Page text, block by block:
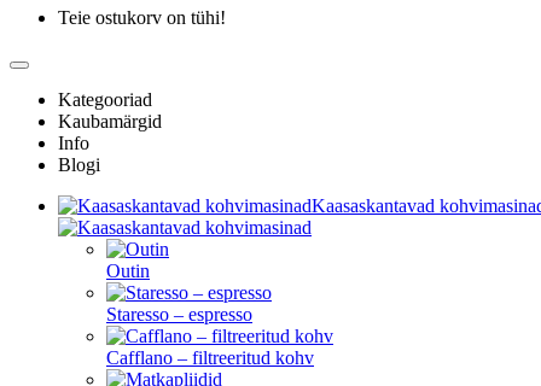
Teie ostukorv on tühi!
Kategooriad
Kaubamärgid
Info
Blogi
Kaasaskantavad
Outin
Staresso – espresso
Cafflano – filtreeritud kohv